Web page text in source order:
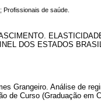
de saúde.
DOS ESTADOS
Grangeiro. Análise de
de Curso (Graduação em